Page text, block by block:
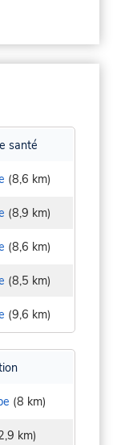
santé
(8,6 km)
(8,9 km)
(8,6 km)
(8,5 km)
(9,6 km)
(8 km)
km)